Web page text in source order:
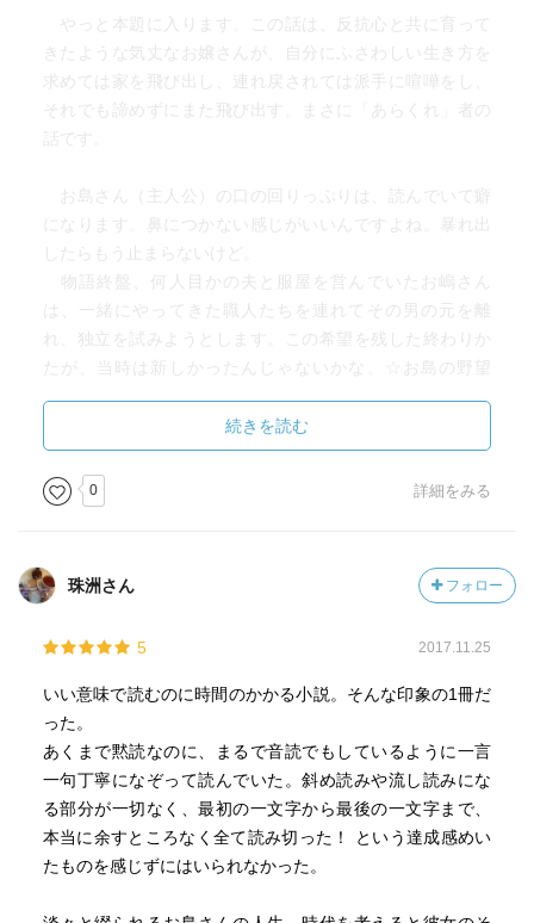
が。
当時の時代背景などはわからないが、こうまで不倫、不義
不貞がまかり通っているのだろうか。浅い感想になってし
まったが、この小説はむしろお島が女性であるがゆえに強
いられる困難が多かった。
やっと本題に入ります。この話は、反抗心と共に育って
きたような気丈なお嬢さんが、自分にふさわしい生き方を
求めては家を飛び出し、連れ戻されては派手に喧嘩をし、
それでも諦めずにまた飛び出す。まさに「あらくれ」者の
話です。
お島さん（主人公）の口の回りっぷりは、読んでいて癖
になります。鼻につかない感じがいいんですよね。暴れ出
したらもう止まらないけど。
物語終盤、何人目かの夫と服屋を営んでいたお嶋さん
は、一緒にやってきた職人たちを連れてその男の元を離
れ、独立を試みようとします。この希望を残した終わりか
たが、当時は新しかったんじゃないかな。☆お島の野望
途中で体を壊される描写があり、てっきり婦人病かなに
かだと思ってたんですが……そんなことってあるんです
か？（詳細は本編で！）
文末の解説にあったのですが、先生が分類されている
「自然主義」、それは本来、現実を「ありのままに受け入
いる」。その点において、徳田先生の文学的な立場は、け
っこう曖昧なところにある、と。
いですね。先生御自身も、なかなかの「あらくれ」者です
こと。
続きを読む
0 詳細をみる
珠洲さん フォロー
5 2017.11.25
いい意味で読むのに時間のかかる小説。そんな印象の1冊だ
った。
あくまで黙読なのに、まるで音読でもしているように一言
一句丁寧になぞって読んでいた。斜め読みや流し読みにな
る部分が一切なく、最初の一文字から最後の一文字まで、
本当に余すところなく全て読み切った！ という達成感めい
たものを感じずにはいられなかった。